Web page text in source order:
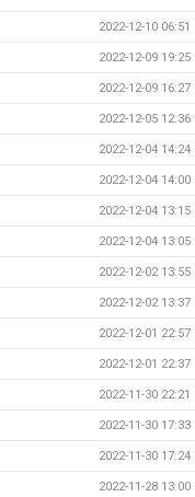
2022-12-10 06:51
2022-12-09 19:25
2022-12-09 16:27
2022-12-05 12:36
2022-12-04 14:24
2022-12-04 14:00
2022-12-04 13:15
2022-12-04 13:05
2022-12-02 13:55
2022-12-02 13:37
2022-12-01 22:57
2022-12-01 22:37
2022-11-30 22:21
2022-11-30 17:33
2022-11-30 17:24
2022-11-28 13:00